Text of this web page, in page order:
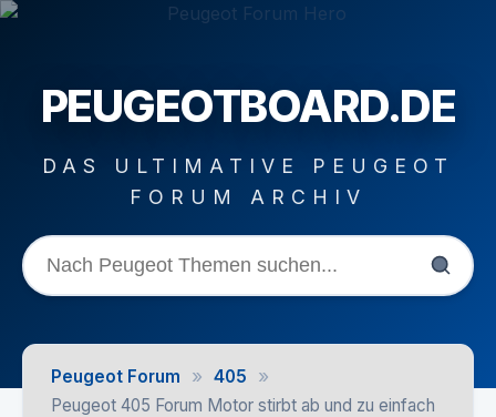
PEUGEOTBOARD.DE
DAS ULTIMATIVE PEUGEOT
FORUM ARCHIV
Peugeot Forum » 405 »
Peugeot 405 Forum Motor stirbt ab und zu einfach